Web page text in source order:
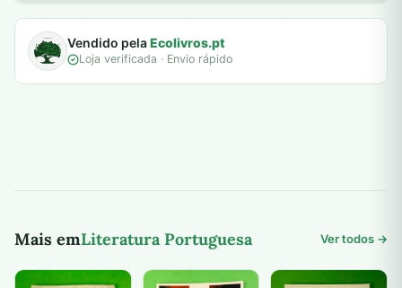
Vendido pelaEcolivros.pt
Loja verificada · Envio rápido
Mais emLiteratura Portuguesa Ver todos →